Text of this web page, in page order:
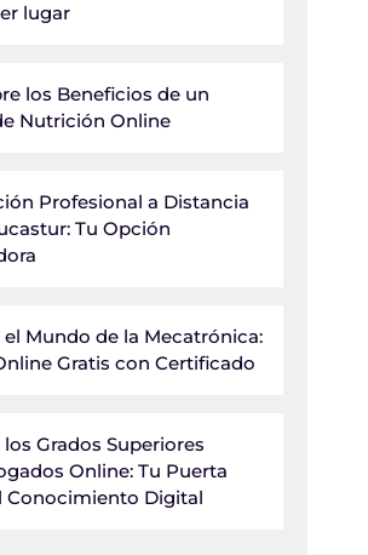
lugar
los Beneficios de un
Nutrición Online
Profesional a Distancia
Tu Opción
el Mundo de la Mecatrónica:
Gratis con Certificado
los Grados Superiores
Online: Tu Puerta
Conocimiento Digital